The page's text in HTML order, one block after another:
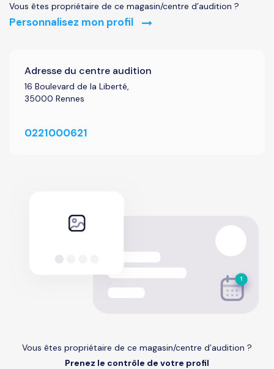
Vous êtes propriétaire de ce magasin/centre d’audition ?
Personnalisez mon profil
Adresse du centre audition
16 Boulevard de la Liberté,
35000 Rennes
0221000621
Vous êtes propriétaire de ce magasin/centre d’audition ?
Prenez le contrôle de votre profil